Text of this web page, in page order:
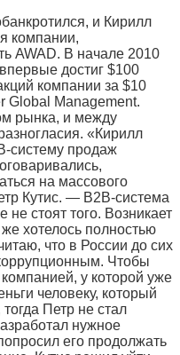
и Кирилл
компании,
AWAD. В начале 2010
достиг $100
компании за $10
Global Management.
рынка, и между
«Кирилл
систему продаж
на массового
Кутис. — B2B-система
не стоят того. Возникает
хотелось полностью
что в России до сих
Чтобы
у которой уже
человеку, который
Петр не стал
нужное
его продолжать